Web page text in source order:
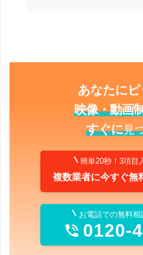
あなたにピ
映像・動画
すぐに見
簡単20秒！3項目
複数業者に今すぐ無
お電話での無料相
 0120-